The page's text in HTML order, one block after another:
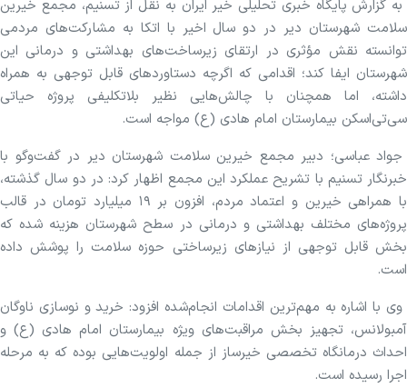
به گزارش پایگاه خبری تحلیلی خیر ایران به نقل از تسنیم، مجمع خیرین
سلامت شهرستان دیر در دو سال اخیر با اتکا به مشارکت‌های مردمی
توانسته نقش مؤثری در ارتقای زیرساخت‌های بهداشتی و درمانی این
شهرستان ایفا کند؛ اقدامی که اگرچه دستاورد‌های قابل توجهی به همراه
داشته، اما همچنان با چالش‌هایی نظیر بلاتکلیفی پروژه حیاتی
سی‌تی‌اسکن بیمارستان امام هادی (ع) مواجه است.
جواد عباسی؛ دبیر مجمع خیرین سلامت شهرستان دیر در گفت‌و‌گو با
خبرنگار تسنیم با تشریح عملکرد این مجمع اظهار کرد: در دو سال گذشته،
با همراهی خیرین و اعتماد مردم، افزون بر ۱۹ میلیارد تومان در قالب
پروژه‌های مختلف بهداشتی و درمانی در سطح شهرستان هزینه شده که
بخش قابل توجهی از نیاز‌های زیرساختی حوزه سلامت را پوشش داده
است.
وی با اشاره به مهم‌ترین اقدامات انجام‌شده افزود: خرید و نوسازی ناوگان
آمبولانس، تجهیز بخش مراقبت‌های ویژه بیمارستان امام هادی (ع) و
احداث درمانگاه تخصصی خیرساز از جمله اولویت‌هایی بوده که به مرحله
اجرا رسیده است.